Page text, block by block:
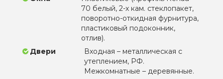
70 белый, 2-х кам. стеклопакет,
поворотно-откидная фурнитура,
пластиковый подоконник,
отлив).
Двери
Входная – металлическая с
утеплением, РФ.
Межкомнатные – деревянные.